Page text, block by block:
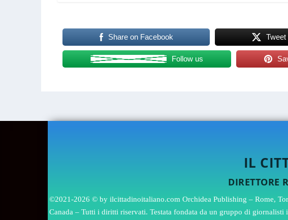
Share on Facebook Tweet
Follow us
IL CITTADINO
DIRETTORE
©2021-2026 © by ilcittadinoitaliano.com Orchidea Publishing – Rome,
Canada – Tutti i diritti riservati. Testata fondata da un gruppo di